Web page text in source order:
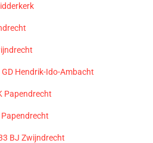
Hendrik-Ido-Ambacht
Papendrecht
BJ Zwijndrecht